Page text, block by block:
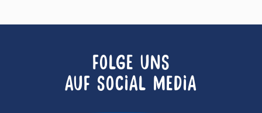
FOLGE UNS
AUF SOCIAL MEDIA